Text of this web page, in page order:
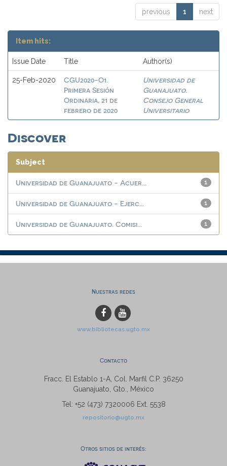
previous 1 next
Item hits:
Issue Date Title Author(s)
25-Feb-2020
CGU2020-O1.
Primera Sesión
Ordinaria, 21 de
febrero de 2020
Universidad de
Guanajuato.
Consejo General
Universitario
Discover
Subject
1
Universidad de Guanajuato - Acuer...
1
Universidad de Guanajuato - Ejerc...
1
Universidad de Guanajuato. Comisi...
Nuestras redes
www.bibliotecas.ugto.mx
Contacto
Fracc. El Establo 1-A, Col. Marfil C.P. 36250
Guanajuato, Gto., México
Tel: +52 (473) 7320006 Ext. 5538
repositorio@ugto.mx
Otros sitios de interés: